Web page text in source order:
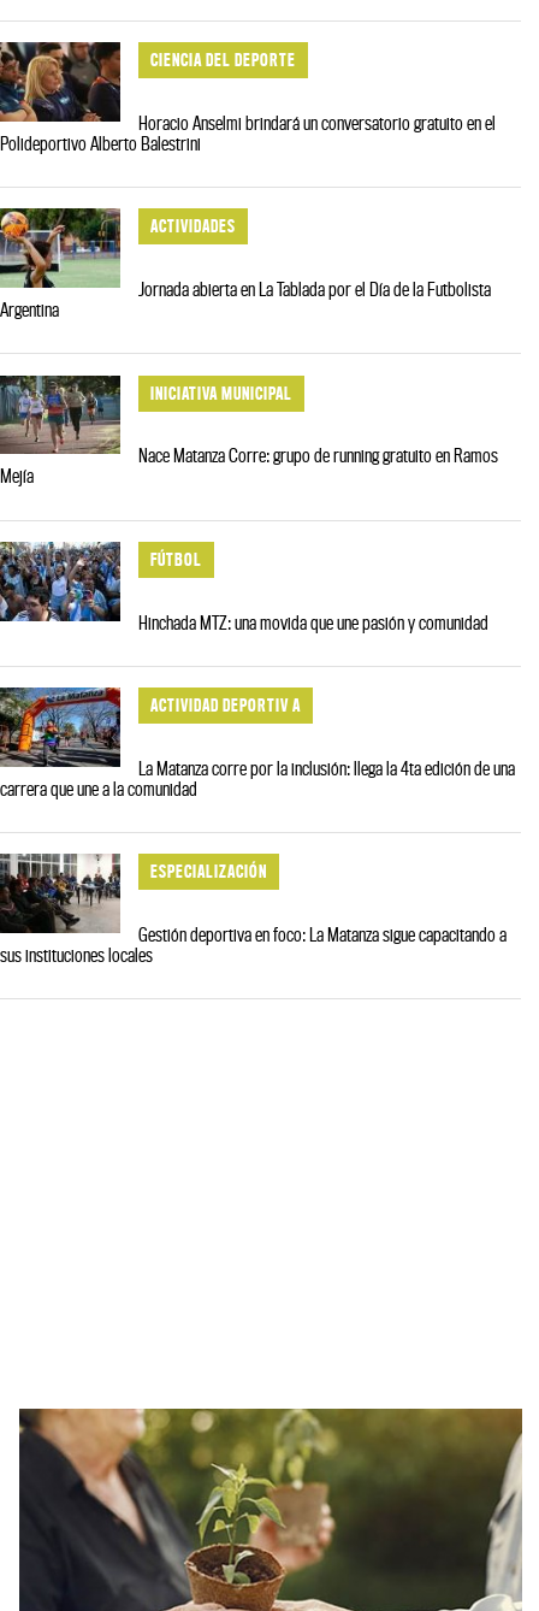
CIENCIA DEL DEPORTE
Horacio Anselmi brindará un conversatorio gratuito en el
Polideportivo Alberto Balestrini
ACTIVIDADES
Jornada abierta en La Tablada por el Día de la Futbolista
Argentina
INICIATIVA MUNICIPAL
Nace Matanza Corre: grupo de running gratuito en Ramos
Mejía
FÚTBOL
Hinchada MTZ: una movida que une pasión y comunidad
ACTIVIDAD DEPORTIV A
La Matanza corre por la inclusión: llega la 4ta edición de una
carrera que une a la comunidad
ESPECIALIZACIÓN
Gestión deportiva en foco: La Matanza sigue capacitando a
sus instituciones locales